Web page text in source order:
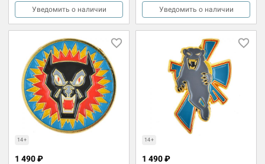
Уведомить о наличии Уведомить о наличии
14+
1 490 ₽
14+
1 490 ₽